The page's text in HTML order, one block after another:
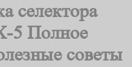
селектора
5 Полное
советы